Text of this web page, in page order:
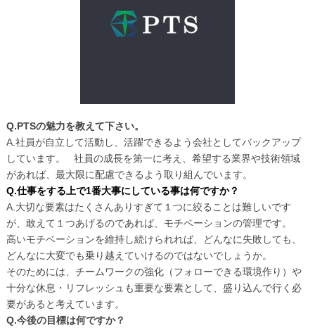
Q.PTSの魅力を教えて下さい。
A.社員が自立して活動し、活躍できるよう会社としてバックアップ
しています。 社員の成長を第一に考え、希望する業界や技術領域
があれば、最大限に配慮できるよう取り組んでいます。
Q.仕事をする上で1番大事にしている事は何ですか？
A.大切な要素はたくさんありすぎて１つに絞ることは難しいです
が、敢えて１つあげるのであれば、モチベーションの管理です。
高いモチベーションを維持し続けられれば、どんなに失敗しても、
どんなに大変でも乗り越えていけるのではないでしょうか。
そのためには、チームワークの強化（フォローできる環境作り）や
十分な休息・リフレッシュも重要な要素として、盛り込んで行く必
要があると考えています。
Q.今後の目標は何ですか？